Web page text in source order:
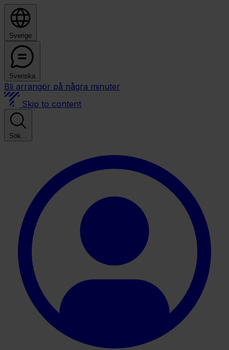
Sverige
Svenska
Bli arrangör på några minuter
Skip to content
Sök...